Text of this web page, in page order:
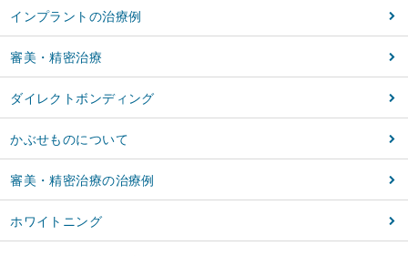
インプラントの治療例
審美・精密治療
ダイレクトボンディング
かぶせものについて
審美・精密治療の治療例
ホワイトニング